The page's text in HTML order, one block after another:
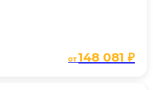
от148 081 ₽